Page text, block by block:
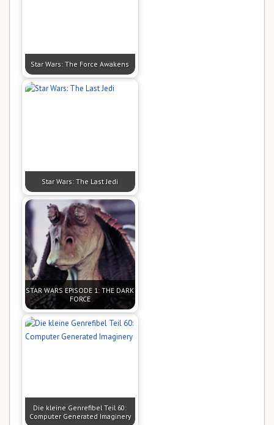
Star Wars: The Force Awakens
Star Wars: The Last Jedi
STAR WARS EPISODE 1: THE DARK
FORCE
Die kleine Genrefibel Teil 60:
Computer Generated Imaginery